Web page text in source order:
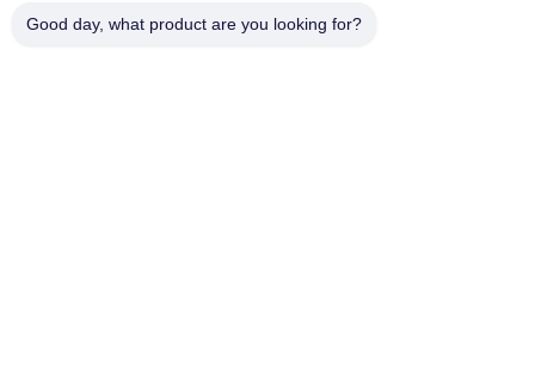
Good day, what product are you looking for?